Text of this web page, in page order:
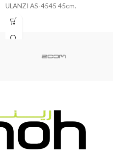
ULANZI AS-4545 45cm.